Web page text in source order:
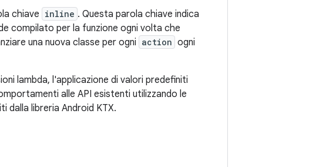
chiave inline . Questa parola chiave indica
compilato per la funzione ogni volta che
una nuova classe per ogni action ogni
lambda, l'applicazione di valori predefiniti
alle API esistenti utilizzando le
dalla libreria Android KTX.